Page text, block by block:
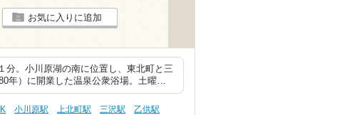
お気に入りに追加
分。小川原湖の南に位置し、東北町と三
年）に開業した温泉公衆浴場。土曜…
小川原駅 上北町駅 三沢駅 乙供駅